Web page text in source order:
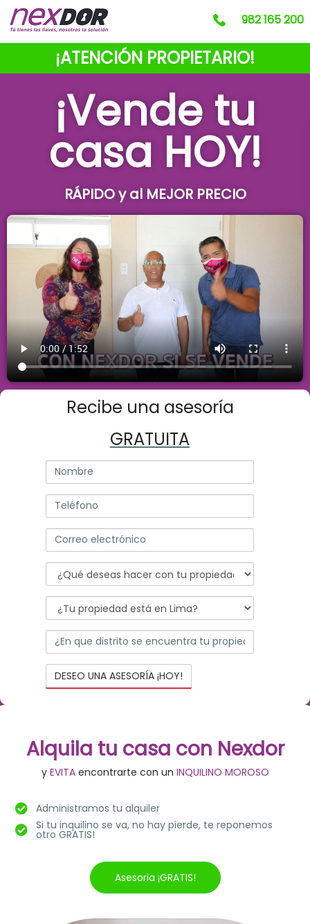
982 165 200
¡ATENCIÓN PROPIETARIO!
¡Vende tu
casa HOY!
RÁPIDO y al MEJOR PRECIO
Recibe una asesoría
GRATUITA
Alquila tu casa con Nexdor
y EVITA encontrarte con un INQUILINO MOROSO
Administramos tu alquiler
Si tu inquilino se va, no hay pierde, te reponemos
otro GRATIS!
Asesoria ¡GRATIS!